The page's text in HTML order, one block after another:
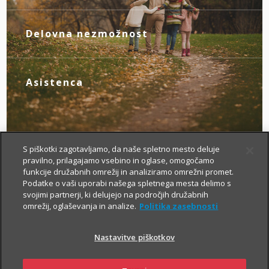
okrevanju.
boste z mesečno rento lažje prilagodili
novim življenjskim okoliščinam.
Delovna nezmožnost
Z zagotovljenim nadomestilom za izpad
dohodka poskrbite zase, če zaradi
bolezni ali nezgode izgubite zmožnost za
delo.
Asistenca
Tu smo za vas – da boste v primeru
nezgode hitreje prišli do specialista, bolj
brezskrbno potovali po svetu in pridobili
Kako si lahko prilagodim
S piškotki zagotavljamo, da naše spletno mesto deluje
pravilno, prilagajamo vsebino in oglase, omogočamo
funkcije družabnih omrežij in analiziramo omrežni promet.
Podatke o vaši uporabi našega spletnega mesta delimo s
svojimi partnerji, ki delujejo na področjih družabnih
omrežij, oglaševanja in analize. Politika zasebnosti
Nastavitve piškotkov